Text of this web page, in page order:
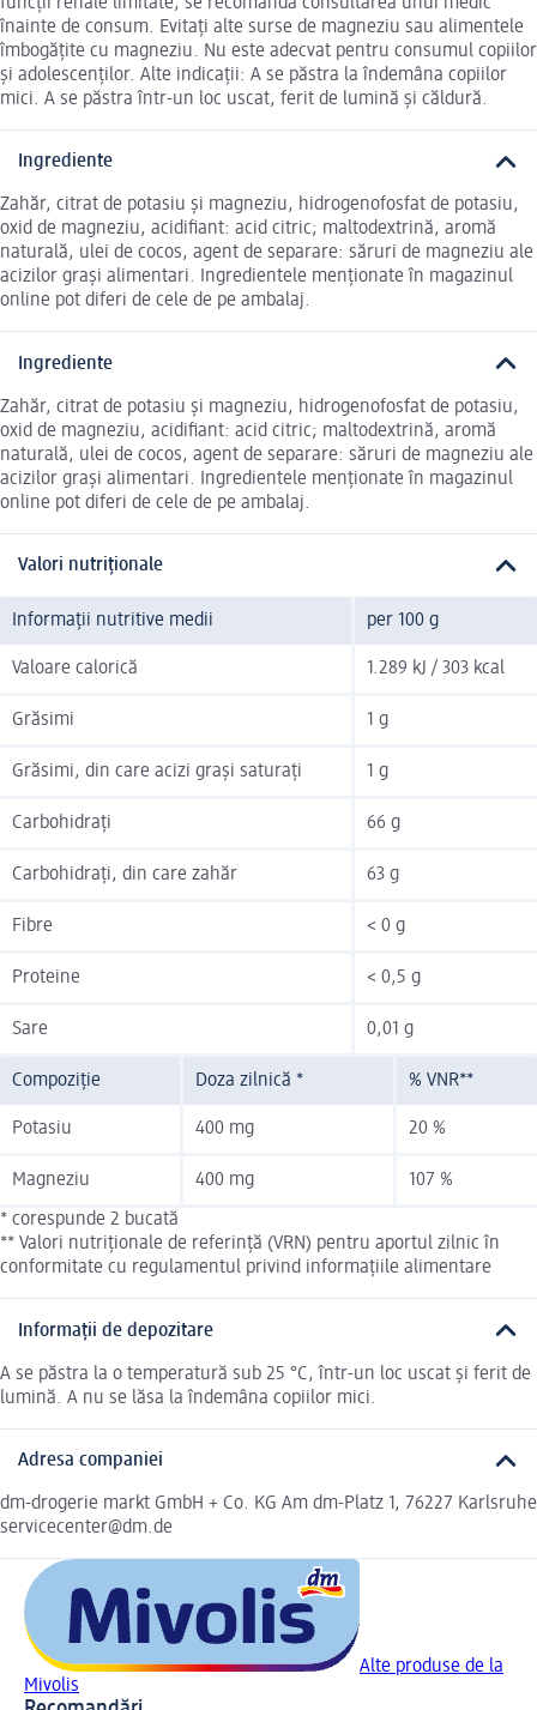
înainte de consum. Evitați alte surse de magneziu sau alimentele
îmbogățite cu magneziu. Nu este adecvat pentru consumul copiilor
și adolescenților. Alte indicații: A se păstra la îndemâna copiilor
mici. A se păstra într-un loc uscat, ferit de lumină și căldură.
Ingrediente
Zahăr, citrat de potasiu și magneziu, hidrogenofosfat de potasiu,
oxid de magneziu, acidifiant: acid citric; maltodextrină, aromă
naturală, ulei de cocos, agent de separare: săruri de magneziu ale
acizilor grași alimentari. Ingredientele menționate în magazinul
online pot diferi de cele de pe ambalaj.
Ingrediente
Zahăr, citrat de potasiu și magneziu, hidrogenofosfat de potasiu,
oxid de magneziu, acidifiant: acid citric; maltodextrină, aromă
naturală, ulei de cocos, agent de separare: săruri de magneziu ale
acizilor grași alimentari. Ingredientele menționate în magazinul
online pot diferi de cele de pe ambalaj.
Valori nutriționale
Informații nutritive medii per 100 g
Valoare calorică 1.289 kJ / 303 kcal
Grăsimi 1 g
Grăsimi, din care acizi grași saturați 1 g
Carbohidrați 66 g
Carbohidrați, din care zahăr 63 g
Fibre < 0 g
Proteine < 0,5 g
Sare 0,01 g
Compoziție Doza zilnică * % VNR**
Potasiu 400 mg 20 %
Magneziu 400 mg 107 %
* corespunde 2 bucată
** Valori nutriționale de referință (VRN) pentru aportul zilnic în
conformitate cu regulamentul privind informațiile alimentare
Informații de depozitare
A se păstra la o temperatură sub 25 °C, într-un loc uscat și ferit de
lumină. A nu se lăsa la îndemâna copiilor mici.
Adresa companiei
dm-drogerie markt GmbH + Co. KG Am dm-Platz 1, 76227 Karlsruhe
servicecenter@dm.de
Alte produse de la
Mivolis